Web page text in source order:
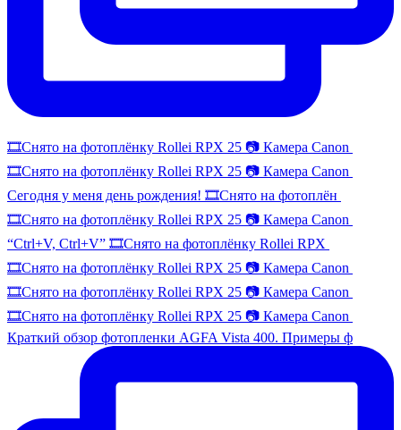
🎞️Снято на фотоплёнку Rollei RPX 25 📷 Камера Canon
🎞️Снято на фотоплёнку Rollei RPX 25 📷 Камера Canon
Сегодня у меня день рождения! 🎞️Снято на фотоплён
🎞️Снято на фотоплёнку Rollei RPX 25 📷 Камера Canon
“Ctrl+V, Ctrl+V” 🎞️Снято на фотоплёнку Rollei RPX
🎞️Снято на фотоплёнку Rollei RPX 25 📷 Камера Canon
🎞️Снято на фотоплёнку Rollei RPX 25 📷 Камера Canon
🎞️Снято на фотоплёнку Rollei RPX 25 📷 Камера Canon
Краткий обзор фотопленки AGFA Vista 400. Примеры ф